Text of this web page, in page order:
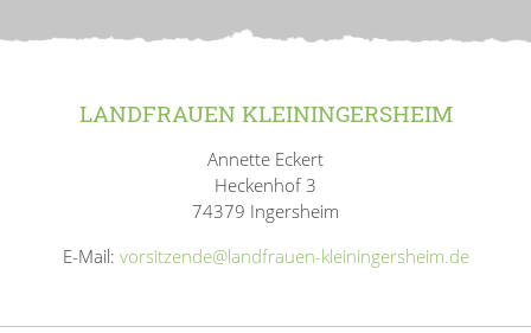
LANDFRAUEN KLEININGERSHEIM
Annette Eckert
Heckenhof 3
74379 Ingersheim
E-Mail: vorsitzende@landfrauen-kleiningersheim.de